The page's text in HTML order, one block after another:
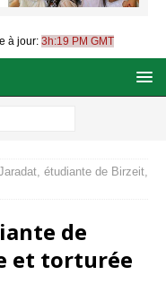
à jour: 3h:19 PM GMT
étudiante de Birzeit,
de
et torturée